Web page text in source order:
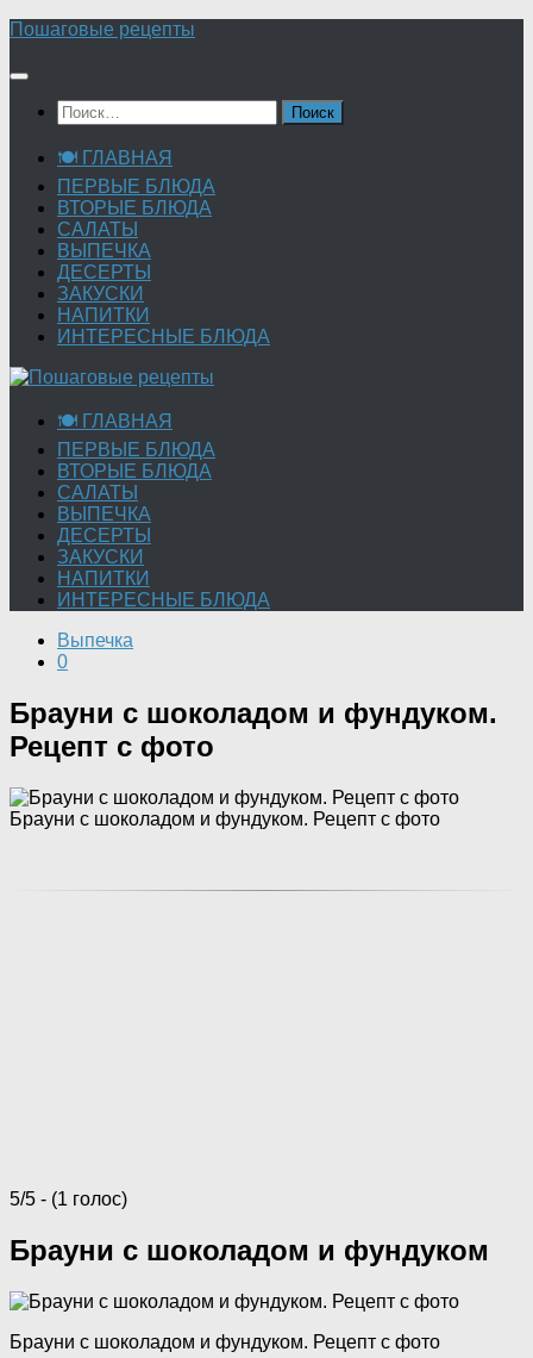
Перейти
содержимому
Пошаговые рецепты
Найти:
🍽 ГЛАВНАЯ
ПЕРВЫЕ БЛЮДА
ВТОРЫЕ БЛЮДА
САЛАТЫ
ВЫПЕЧКА
ДЕСЕРТЫ
ЗАКУСКИ
НАПИТКИ
ИНТЕРЕСНЫЕ БЛЮДА
🍽 ГЛАВНАЯ
ПЕРВЫЕ БЛЮДА
ВТОРЫЕ БЛЮДА
САЛАТЫ
ВЫПЕЧКА
ДЕСЕРТЫ
ЗАКУСКИ
НАПИТКИ
ИНТЕРЕСНЫЕ БЛЮДА
Выпечка
0
Брауни с шоколадом и фундуком.
Рецепт с фото
Брауни с шоколадом и фундуком. Рецепт с фото
5/5 - (1 голос)
Брауни с шоколадом и фундуком
Брауни с шоколадом и фундуком. Рецепт с фото